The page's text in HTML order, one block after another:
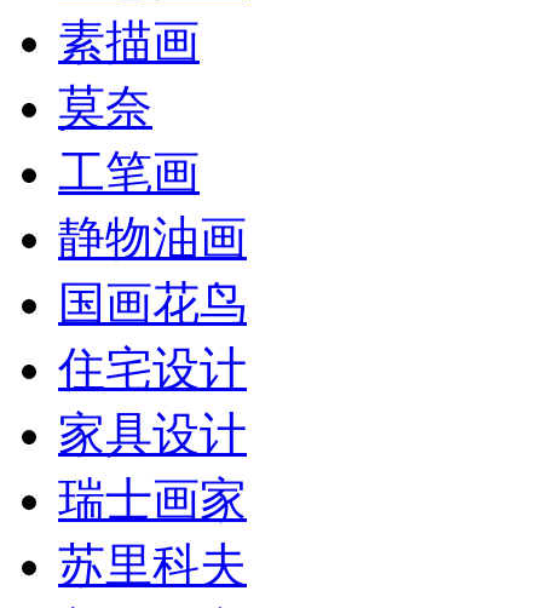
素描画
莫奈
工笔画
静物油画
国画花鸟
住宅设计
家具设计
瑞士画家
苏里科夫